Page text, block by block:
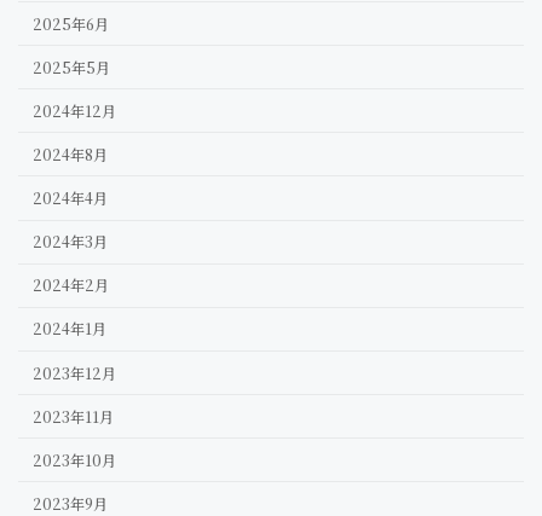
2025年6月
2025年5月
2024年12月
2024年8月
2024年4月
2024年3月
2024年2月
2024年1月
2023年12月
2023年11月
2023年10月
2023年9月